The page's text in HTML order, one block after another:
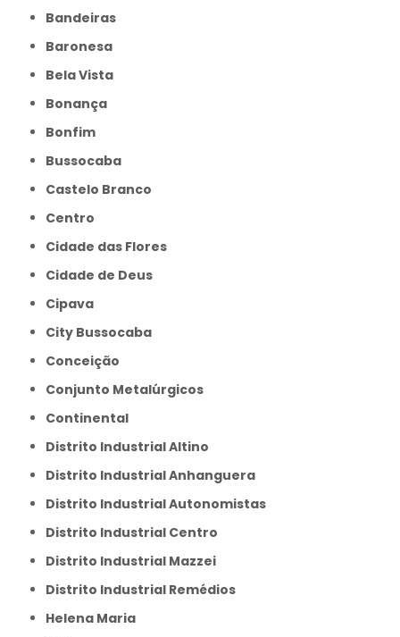
Bandeiras
Baronesa
Bela Vista
Bonança
Bonfim
Bussocaba
Castelo Branco
Centro
Cidade das Flores
Cidade de Deus
Cipava
City Bussocaba
Conceição
Conjunto Metalúrgicos
Continental
Distrito Industrial Altino
Distrito Industrial Anhanguera
Distrito Industrial Autonomistas
Distrito Industrial Centro
Distrito Industrial Mazzei
Distrito Industrial Remédios
Helena Maria